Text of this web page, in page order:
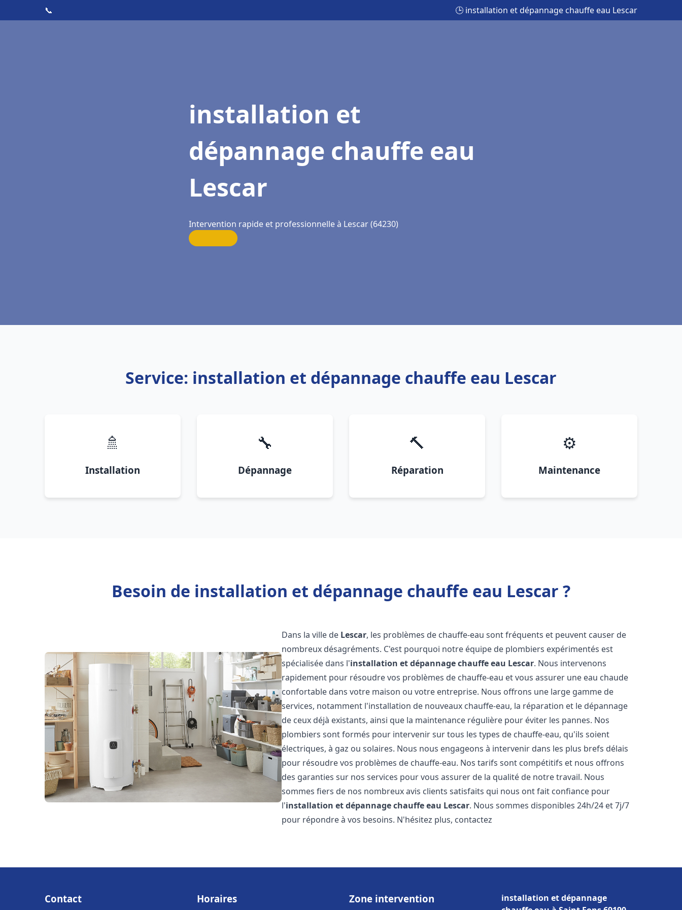
📞 🕒 installation et dépannage chauffe eau Lescar
installation et
dépannage chauffe eau
Lescar
Intervention rapide et professionnelle à Lescar (64230)
Service: installation et dépannage chauffe eau Lescar
🚿
Installation
🔧
Dépannage
🔨
Réparation
⚙️
Maintenance
Besoin de installation et dépannage chauffe eau Lescar ?
Dans la ville de Lescar, les problèmes de chauffe-eau sont fréquents et peuvent causer de
nombreux désagréments. C'est pourquoi notre équipe de plombiers expérimentés est
spécialisée dans l'installation et dépannage chauffe eau Lescar. Nous intervenons
rapidement pour résoudre vos problèmes de chauffe-eau et vous assurer une eau chaude
confortable dans votre maison ou votre entreprise. Nous offrons une large gamme de
services, notamment l'installation de nouveaux chauffe-eau, la réparation et le dépannage
de ceux déjà existants, ainsi que la maintenance régulière pour éviter les pannes. Nos
plombiers sont formés pour intervenir sur tous les types de chauffe-eau, qu'ils soient
électriques, à gaz ou solaires. Nous nous engageons à intervenir dans les plus brefs délais
pour résoudre vos problèmes de chauffe-eau. Nos tarifs sont compétitifs et nous offrons
des garanties sur nos services pour vous assurer de la qualité de notre travail. Nous
sommes fiers de nos nombreux avis clients satisfaits qui nous ont fait confiance pour
l'installation et dépannage chauffe eau Lescar. Nous sommes disponibles 24h/24 et 7j/7
pour répondre à vos besoins. N'hésitez plus, contactez
Contact Horaires Zone intervention
installation et dépannage